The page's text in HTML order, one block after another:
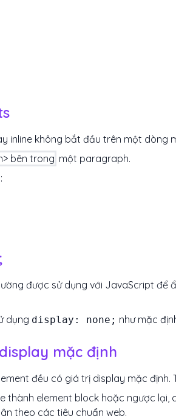
inline không bắt đầu trên một dòng
bên trong một paragraph.
được sử dụng với JavaScript để
dụng display: none; như mặc
mặc định
đều có giá trị display mặc định.
thành element block hoặc ngược
theo các tiêu chuẩn web.